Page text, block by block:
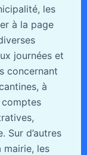
les
à la page
journées et
concernant
à
comptes
Sur d’autres
mairie, les